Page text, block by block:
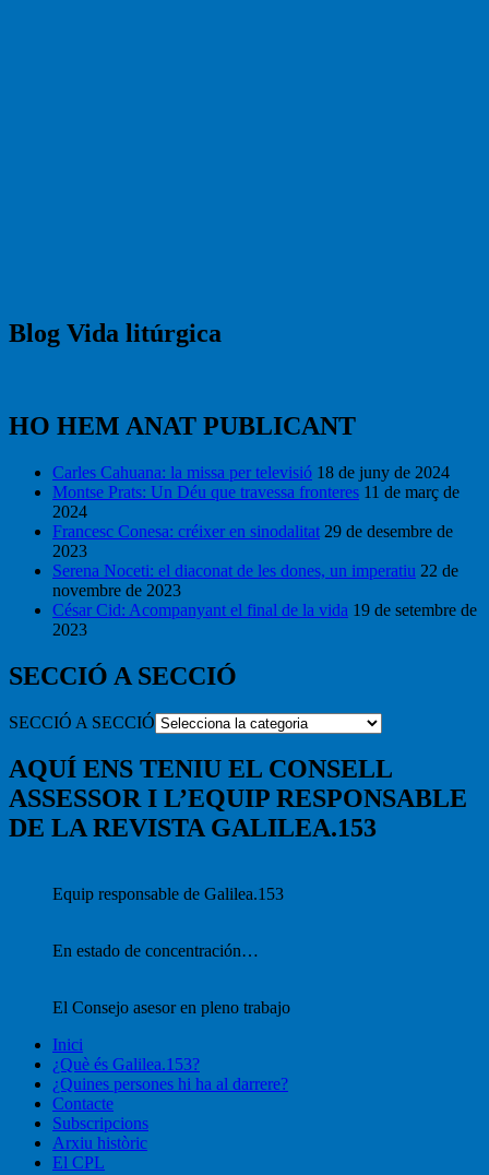
Blog Vida litúrgica
HO HEM ANAT PUBLICANT
Carles Cahuana: la missa per televisió 18 de juny de 2024
Montse Prats: Un Déu que travessa fronteres 11 de març de
2024
Francesc Conesa: créixer en sinodalitat 29 de desembre de
2023
Serena Noceti: el diaconat de les dones, un imperatiu 22 de
novembre de 2023
César Cid: Acompanyant el final de la vida 19 de setembre de
2023
SECCIÓ A SECCIÓ
SECCIÓ A SECCIÓ
AQUÍ ENS TENIU EL CONSELL
ASSESSOR I L’EQUIP RESPONSABLE
DE LA REVISTA GALILEA.153
Equip responsable de Galilea.153
En estado de concentración…
El Consejo asesor en pleno trabajo
Inici
¿Què és Galilea.153?
¿Quines persones hi ha al darrere?
Contacte
Subscripcions
Arxiu històric
El CPL